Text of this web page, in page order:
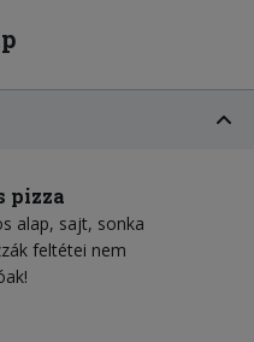
pizza
alap sajt sonka
feltétei nem